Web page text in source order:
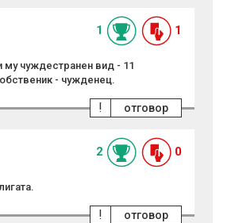
1 1
му чуждестранен вид - 11
- чужденец.
отговор
!
2 0
отговор
!